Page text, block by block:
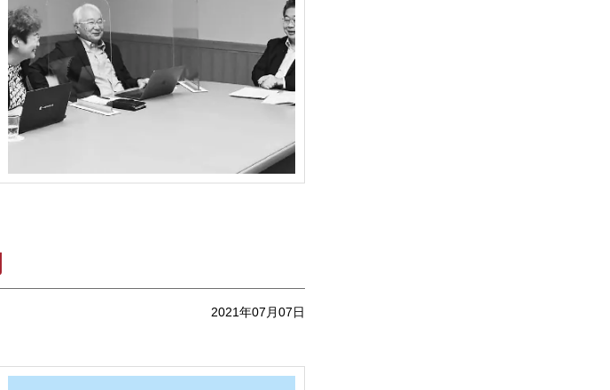
2021年07月07日